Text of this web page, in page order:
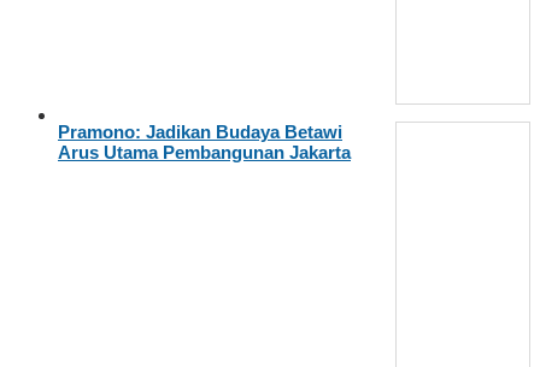
Pramono: Jadikan Budaya Betawi
Arus Utama Pembangunan Jakarta